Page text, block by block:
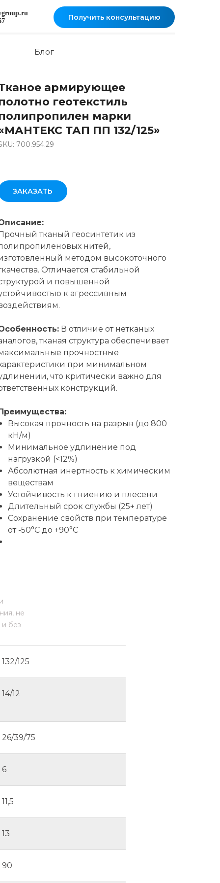
Получить консультацию
Блог
армирующее
геотекстиль
марки
ТАП ПП 132/125»
700.954.29
ЗАКАЗАТЬ
тканый геосинтетик из
нитей,
методом высокоточного
Отличается стабильной
и повышенной
к агрессивным
В отличие от нетканых
тканая структура обеспечивает
прочностные
при минимальном
что критически важно для
конструкций.
Высокая прочность на разрыв (до 800
кН/м)
Минимальное удлинение под
нагрузкой (<12%)
Абсолютная инертность к химическим
веществам
Устойчивость к гниению и плесени
Длительный срок службы (25+ лет)
Сохранение свойств при температуре
от -50°C до +90°C
не
без
132/125
14/12
26/39/75
6
11,5
13
90